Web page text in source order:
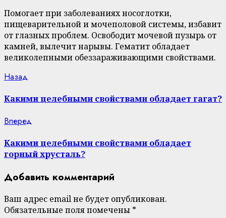
Помогает при заболеваниях носоглотки,
пищеварительной и мочеполовой системы, избавит
от глазных проблем. Освободит мочевой пузырь от
камней, вылечит нарывы. Гематит обладает
великолепными обеззараживающими свойствами.
Continue
Reading
Назад
Какими целебными свойствами обладает гагат?
Вперед
Какими целебными свойствами обладает
горный хрусталь?
Добавить комментарий
Ваш адрес email не будет опубликован.
Обязательные поля помечены *